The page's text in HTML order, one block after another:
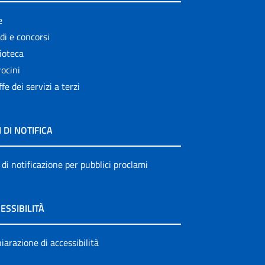
e concorsi
dei servizi a terzi
DI NOTIFICA
notificazione per pubblici proclami
di accessibilità